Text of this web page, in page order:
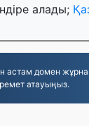
алады;
астам домен
атауыңыз.